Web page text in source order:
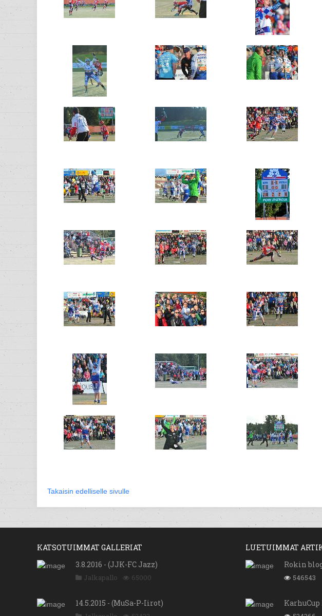
Takaisin edelliselle sivulle
KATSOTUIMMAT GALLERIAT
3.8.2016 - (JJK-FC Jazz)
Jalkapallo 65000
14.5.2015 - (MuSa-P-Iirot)
LUETUIMMAT
Rokin
546543